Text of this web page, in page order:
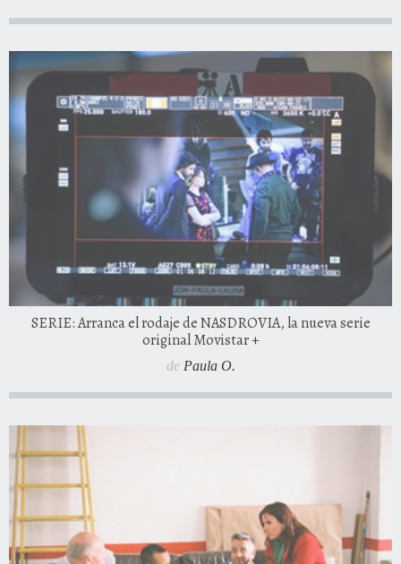
SERIE: Arranca el rodaje de NASDROVIA, la nueva serie
original Movistar +
de Paula O.